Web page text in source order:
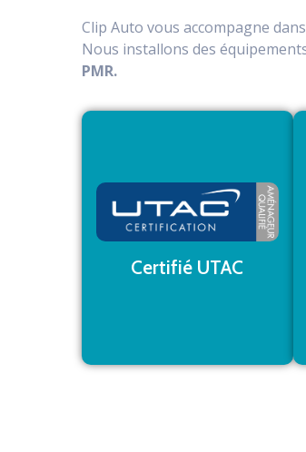
Clip Auto vous accompagne
Nous installons des
PMR.
Certifié UTAC